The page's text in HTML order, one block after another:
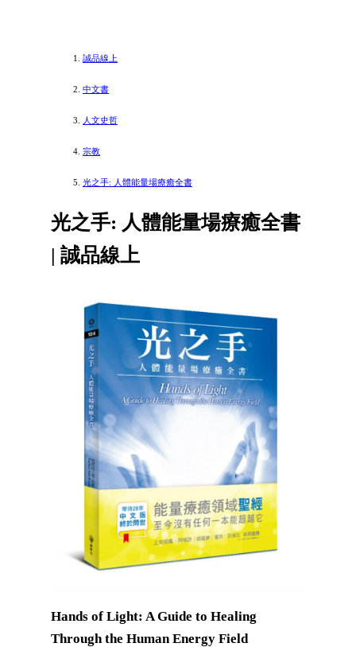
誠品線上
中文書
人文史哲
宗教
光之手: 人體能量場療癒全書
光之手: 人體能量場療癒全書
| 誠品線上
Hands of Light: A Guide to Healing
Through the Human Energy Field